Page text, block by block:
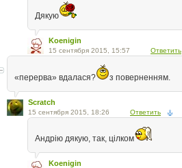
Дякую
Koenigin
15 сентября 2015, 15:57 Ответить
«перерва» вдалася? з поверненням.
Scratch
15 сентября 2015, 18:26 Ответить
Андрію дякую, так, цілком
Koenigin